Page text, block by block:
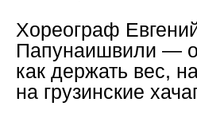
Хореограф
Папунаишвили —
как держать вес,
на грузинские